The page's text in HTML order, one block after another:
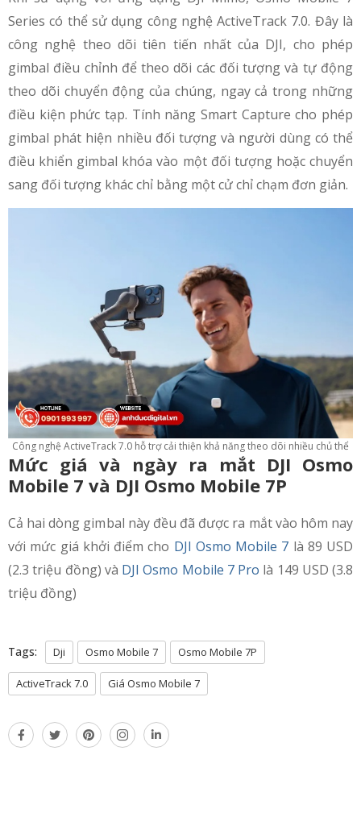
Series có thể sử dụng công nghệ ActiveTrack 7.0. Đây là
công nghệ theo dõi tiên tiến nhất của DJI, cho phép
gimbal điều chỉnh để theo dõi các đối tượng và tự động
theo dõi chuyển động của chúng, ngay cả trong những
điều kiện phức tạp. Tính năng Smart Capture cho phép
gimbal phát hiện nhiều đối tượng và người dùng có thể
điều khiển gimbal khóa vào một đối tượng hoặc chuyển
sang đối tượng khác chỉ bằng một cử chỉ chạm đơn giản.
Công nghệ ActiveTrack 7.0 hỗ trợ cải thiện khả năng theo dõi nhiều chủ thể
Mức giá và ngày ra mắt DJI Osmo
Mobile 7 và DJI Osmo Mobile 7P
Cả hai dòng gimbal này đều đã được ra mắt vào hôm nay
với mức giá khởi điểm cho DJI Osmo Mobile 7 là 89 USD
(2.3 triệu đồng) và DJI Osmo Mobile 7 Pro là 149 USD (3.8
triệu đồng)
Tags: Dji Osmo Mobile 7 Osmo Mobile 7P
ActiveTrack 7.0 Giá Osmo Mobile 7